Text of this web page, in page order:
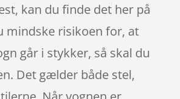
kan du finde det her på
mindske risikoen for, at
går i stykker, så skal du
Det gælder både stel,